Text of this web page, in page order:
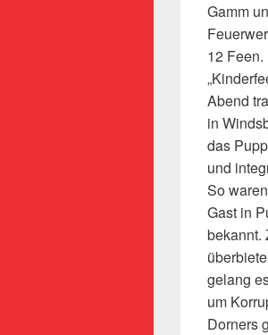
Gamm
12
Abend
in
das
und
So
Gast in
bekannt.
gelang
um
Dorners